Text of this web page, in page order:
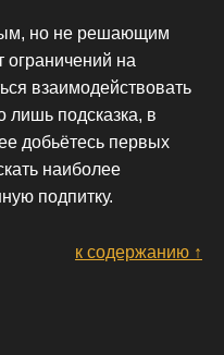
но не решающим
на
взаимодействовать
лишь подсказка, в
добьётесь первых
наиболее
подпитку.
к содержанию ↑